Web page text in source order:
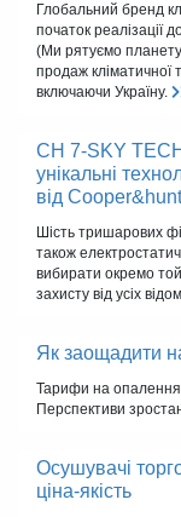
Глобальний бренд
початок реалізації
(Ми рятуємо
продаж кліматичної
включаючи Україну.
CH 7-SKY
унікальні
від
Шість тришарових
також
вибирати окремо
захисту від усіх
Як заощадити
Тарифи на опалення
Перспективи
Осушувачі
ціна-якість